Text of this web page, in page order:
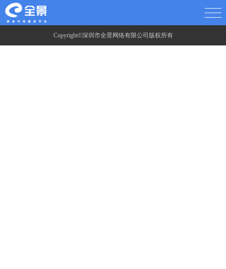
Copyright©深圳市全景网络有限公司版权所有